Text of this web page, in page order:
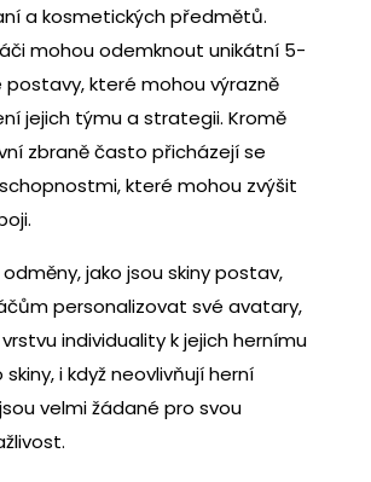
a kosmetických předmětů.
mohou odemknout unikátní 5-
postavy, které mohou výrazně
jejich týmu a strategii. Kromě
zbraně často přicházejí se
které mohou zvýšit
jako jsou skiny postav,
personalizovat své avatary,
individuality k jejich hernímu
skiny, i když neovlivňují herní
velmi žádané pro svou